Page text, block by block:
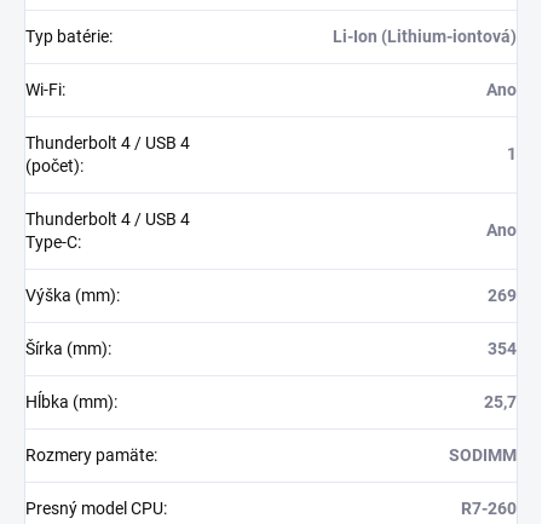
Typ batérie: Li-Ion (Lithium-iontová)
Wi-Fi: Ano
Thunderbolt 4 / USB 4
(počet):
1
Thunderbolt 4 / USB 4
Type-C:
Ano
Výška (mm): 269
Šírka (mm): 354
Hĺbka (mm): 25,7
Rozmery pamäte: SODIMM
Presný model CPU: R7-260